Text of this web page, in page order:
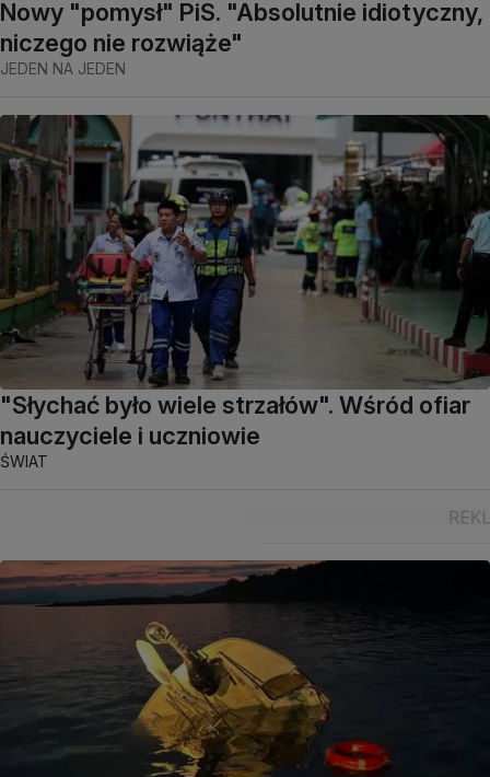
Nowy "pomysł" PiS. "Absolutnie idiotyczny,
niczego nie rozwiąże"
JEDEN NA JEDEN
"Słychać było wiele strzałów". Wśród ofiar
nauczyciele i uczniowie
ŚWIAT